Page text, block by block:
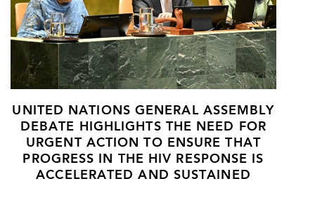
UNITED NATIONS GENERAL ASSEMBLY
DEBATE HIGHLIGHTS THE NEED FOR
URGENT ACTION TO ENSURE THAT
PROGRESS IN THE HIV RESPONSE IS
ACCELERATED AND SUSTAINED